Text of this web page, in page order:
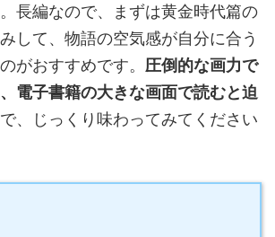
長編なので、まずは黄金時代篇の
して、物語の空気感が自分に合う
がおすすめです。 圧倒的な画力で
電子書籍の大きな画面で読むと迫
、じっくり味わってみてください